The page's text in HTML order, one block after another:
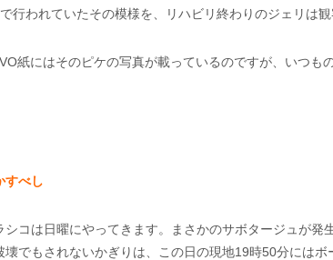
行われていたその模様を、リハビリ終わりのジェリは観
紙にはそのピケの写真が載っているのですが、いつも
すべし
シコは日曜にやってきます。まさかのサボタージュが発
壊でもされないかぎりは、この日の現地19時50分にはボ